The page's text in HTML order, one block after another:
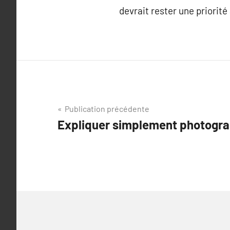
devrait rester une priorité
Navigation
de
Publication précédente
Expliquer simplement